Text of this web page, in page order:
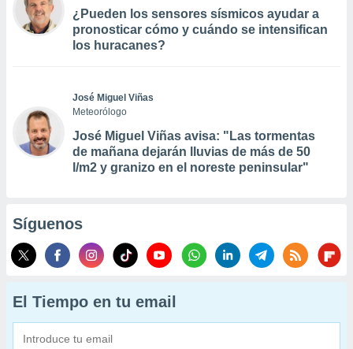
¿Pueden los sensores sísmicos ayudar a
pronosticar cómo y cuándo se intensifican
los huracanes?
José Miguel Viñas
Meteorólogo
José Miguel Viñas avisa: "Las tormentas
de mañana dejarán lluvias de más de 50
l/m2 y granizo en el noreste peninsular"
Síguenos
El Tiempo en tu email